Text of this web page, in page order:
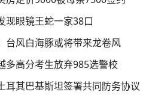
现眼镜王蛇一家38口
台风白海豚或将带来龙卷风
多高分考生放弃985选警校
耳其巴基斯坦签署共同防务协议